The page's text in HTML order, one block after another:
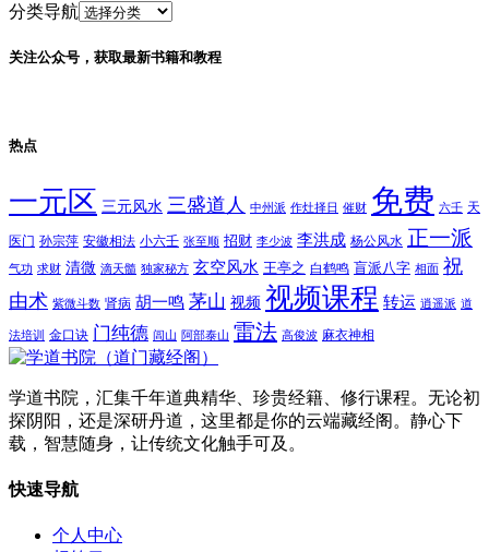
分类导航
关注公众号，获取最新书籍和教程
热点
一元区 三元风水 三盛道人 中州派 作灶择日 催财 免费 六壬 天
医门 孙宗萍 安徽相法 小六壬 张至顺 招财 李少波 李洪成 杨公风水 正一派
气功 求财 清微 滴天髓 独家秘方 玄空风水 王亭之 白鹤鸣 盲派八字 相面 祝
由术 紫微斗数 肾病 胡一鸣 茅山 视频 视频课程 转运 逍遥派 道
法培训 金口诀 门纯德 闾山 阿部泰山 雷法 高俊波 麻衣神相
学道书院，汇集千年道典精华、珍贵经籍、修行课程。无论初
探阴阳，还是深研丹道，这里都是你的云端藏经阁。静心下
载，智慧随身，让传统文化触手可及。
快速导航
个人中心